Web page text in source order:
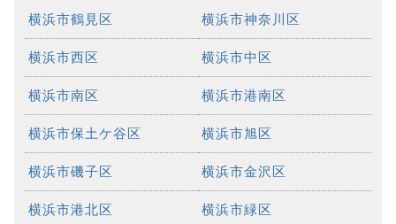
横浜市鶴見区 横浜市神奈川区
横浜市西区 横浜市中区
横浜市南区 横浜市港南区
横浜市保土ケ谷区 横浜市旭区
横浜市磯子区 横浜市金沢区
横浜市港北区 横浜市緑区